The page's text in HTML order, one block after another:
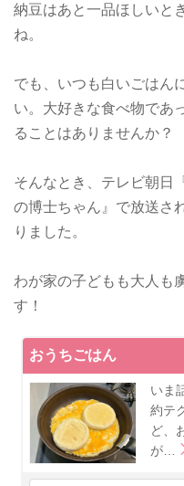
納豆はあと一品ほしいと
ね。
でも、いつも白いごはん
い。大好きな食べ物であ
ることはありませんか？
そんなとき、テレビ朝日
の博士ちゃん』で放送さ
りました。
わが家の子どもも大人も
す！
おうちごはん
いま
約テ
ど、
が…